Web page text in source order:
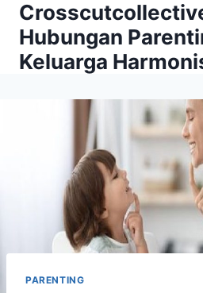
Skip
content
Hubungan
Keluarga
PARENTING